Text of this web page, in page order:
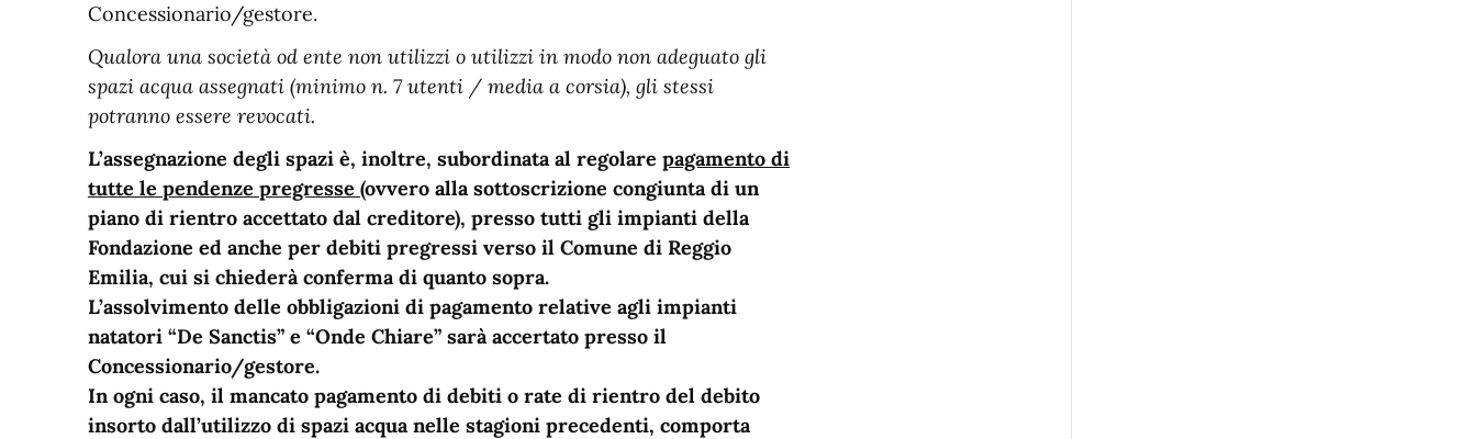
Concessionario/gestore.
Qualora una società od ente non utilizzi o utilizzi in modo non adeguato gli
spazi acqua assegnati (minimo n. 7 utenti / media a corsia), gli stessi
potranno essere revocati.
L’assegnazione degli spazi è, inoltre, subordinata al regolare pagamento di
tutte le pendenze pregresse (ovvero alla sottoscrizione congiunta di un
piano di rientro accettato dal creditore), presso tutti gli impianti della
Fondazione ed anche per debiti pregressi verso il Comune di Reggio
Emilia, cui si chiederà conferma di quanto sopra.
L’assolvimento delle obbligazioni di pagamento relative agli impianti
natatori “De Sanctis” e “Onde Chiare” sarà accertato presso il
Concessionario/gestore.
In ogni caso, il mancato pagamento di debiti o rate di rientro del debito
insorto dall’utilizzo di spazi acqua nelle stagioni precedenti, comporta